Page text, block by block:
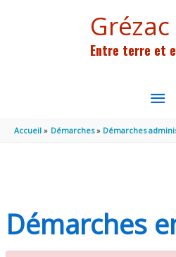
Grézac
Entre terre et
Accueil Démarches Démarches
Démarches